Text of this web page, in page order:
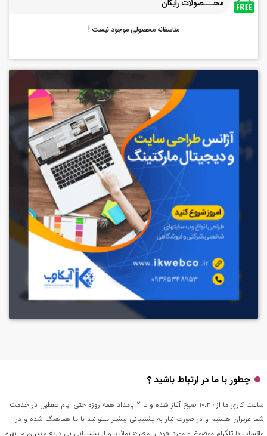
محـــصولات رایگان
متاسفانه محصولی موجود نیست !
چطور با ما در ارتباط باشید ؟
ساعت کاری ما از 10.30 صبح آغاز شده و تا 2 بامداد همه روزه حتی ایام تعطیل در خدمت
شما عزیزان هستیم و در صورت نیاز به پشتیبانی بیشتر میتوانید با ما هماهنگ شده و در
واتساپ یا تلگرام موضوع و مورد خود را مطرح نمائید و از پشتیبانی بی دریغ مدیران ما بهره